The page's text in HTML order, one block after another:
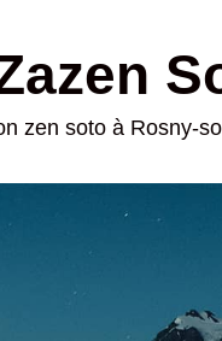
zen soto à Rosny-